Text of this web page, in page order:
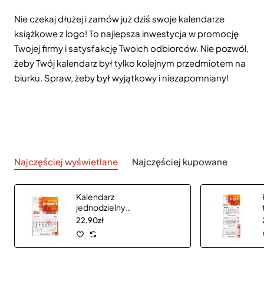
Nie czekaj dłużej i zamów już dziś swoje kalendarze
książkowe z logo! To najlepsza inwestycja w promocję
Twojej firmy i satysfakcję Twoich odbiorców. Nie pozwól,
żeby Twój kalendarz był tylko kolejnym przedmiotem na
biurku. Spraw, żeby był wyjątkowy i niezapomniany!
Najczęściej wyświetlane Najczęściej kupowane
Kalendarz
jednodzielny
CLASSIC płaską
główką
22,90zł